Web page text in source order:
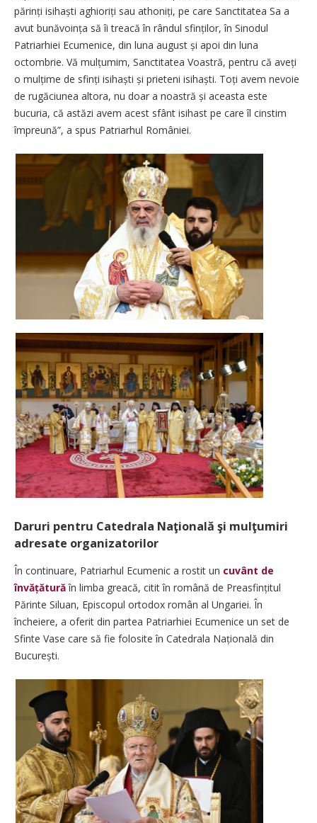
părinți isihaști aghioriți sau athoniți, pe care Sanctitatea Sa a
avut bună­voința să îi treacă în rândul sfinților, în Sinodul
Patriarhiei Ecumenice, din luna august și apoi din luna
octombrie. Vă mul­țumim, Sanctitatea Voastră, pentru că aveți
o mulțime de sfinți isihaști și prieteni isihaști. Toți avem nevoie
de rugăciunea altora, nu doar a noastră și aceasta este
bucuria, că astăzi avem acest sfânt isihast pe care îl cinstim
împreună”, a spus Patriarhul României.
Daruri pentru Catedrala Naţională şi mulţumiri
adresate organizatorilor
În continuare, Patriarhul Ecumenic a rostit un cuvânt de
învăță­turăîn limba greacă, citit în română de Preasfințitul
Părinte Siluan, Episcopul ortodox român al Ungariei. În
încheiere, a oferit din partea Patriarhiei Ecumenice un set de
Sfinte Vase care să fie folosite în Catedrala Națională din
București.